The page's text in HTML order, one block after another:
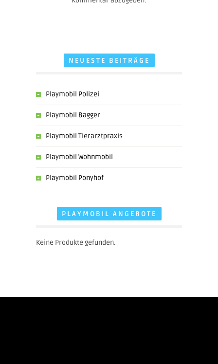
NEUESTE BEITRÄGE
Playmobil Polizei
Playmobil Bagger
Playmobil Tierarztpraxis
Playmobil Wohnmobil
Playmobil Ponyhof
PLAYMOBIL ANGEBOTE
Keine Produkte gefunden.